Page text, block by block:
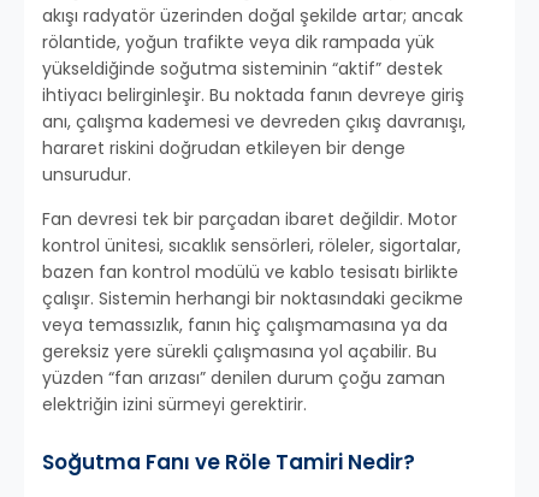
akışı radyatör üzerinden doğal şekilde artar; ancak
rölantide, yoğun trafikte veya dik rampada yük
yükseldiğinde soğutma sisteminin “aktif” destek
ihtiyacı belirginleşir. Bu noktada fanın devreye giriş
anı, çalışma kademesi ve devreden çıkış davranışı,
hararet riskini doğrudan etkileyen bir denge
unsurudur.
Fan devresi tek bir parçadan ibaret değildir. Motor
kontrol ünitesi, sıcaklık sensörleri, röleler, sigortalar,
bazen fan kontrol modülü ve kablo tesisatı birlikte
çalışır. Sistemin herhangi bir noktasındaki gecikme
veya temassızlık, fanın hiç çalışmamasına ya da
gereksiz yere sürekli çalışmasına yol açabilir. Bu
yüzden “fan arızası” denilen durum çoğu zaman
elektriğin izini sürmeyi gerektirir.
Soğutma Fanı ve Röle Tamiri Nedir?